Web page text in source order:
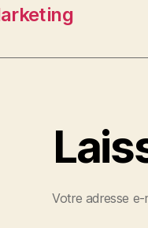
Votre adresse e-